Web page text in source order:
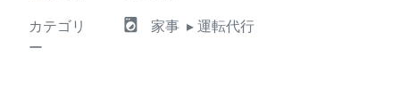
カテゴリ
ー
local_laundry_service 家事 ▸ 運転代行